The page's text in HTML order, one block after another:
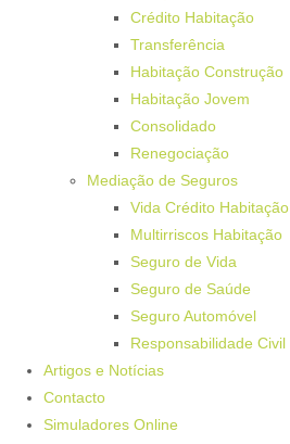
Crédito Habitação
Transferência
Habitação Construção
Habitação Jovem
Consolidado
Renegociação
Mediação de Seguros
Vida Crédito Habitação
Multirriscos Habitação
Seguro de Vida
Seguro de Saúde
Seguro Automóvel
Responsabilidade Civil
Artigos e Notícias
Contacto
Simuladores Online